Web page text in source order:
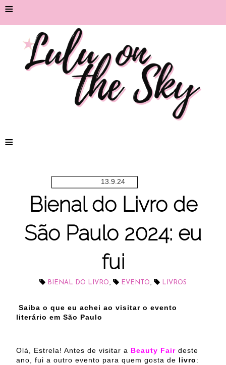
≡
≡
13.9.24
Bienal do Livro de
São Paulo 2024: eu
fui
BIENAL DO LIVRO, EVENTO, LIVROS
Saiba o que eu achei ao visitar o evento
literário em São Paulo
Olá, Estrela! Antes de visitar a Beauty Fair deste
ano, fui a outro evento para quem gosta de livro: